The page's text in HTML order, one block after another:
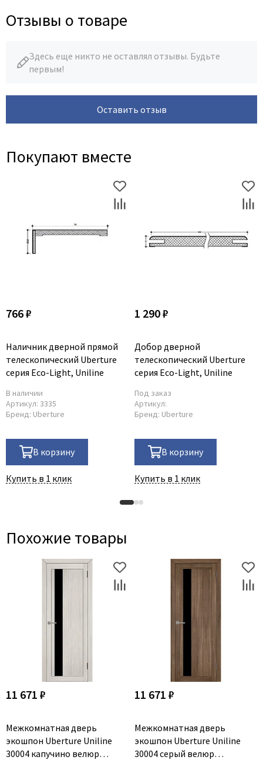
Отзывы о товаре
Здесь еще никто не оставлял отзывы. Будьте
первым!
Оставить отзыв
Покупают вместе
766 ₽
Наличник дверной прямой
телескопический Uberture
серия Eco-Light, Uniline
В наличии
Артикул: 3335
Бренд: Uberture
В корзину
Купить в 1 клик
1 290 ₽
Добор дверной
телескопический Uberture
серия Eco-Light, Uniline
Под заказ
Артикул:
Бренд: Uberture
В корзину
Купить в 1 клик
Похожие товары
11 671 ₽
Межкомнатная дверь
экошпон Uberture Uniline
30004 капучино велюр
11 671 ₽
Межкомнатная дверь
экошпон Uberture Uniline
30004 серый велюр